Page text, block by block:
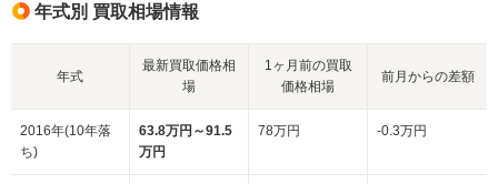
年式別 買取相場情報
年式
最新買取価格相
場
1ヶ月前の買取
価格相場
前月からの差額
2016年(10年落
ち)
63.8万円～91.5
万円
78万円 -0.3万円